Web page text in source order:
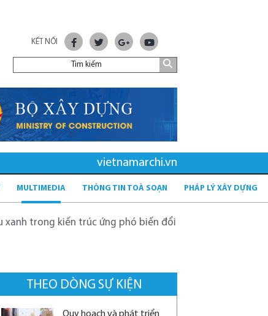
KẾT NỐI
vietnamarchi.vn
MULTIMEDIA THÔNG TIN TOÀ SOẠN PHÁP LÝ XÂY DỰNG
kiến trúc ứng phó biến đổi khí hậu
THEO DÒNG SỰ KIỆN
Quy hoạch và phát triển